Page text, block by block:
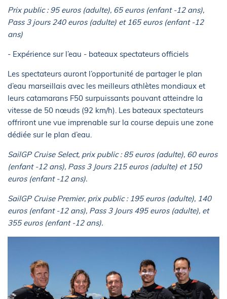
Prix public : 95 euros (adulte), 65 euros (enfant -12 ans),
Pass 3 jours 240 euros (adulte) et 165 euros (enfant -12
ans)
- Expérience sur l’eau - bateaux spectateurs officiels
Les spectateurs auront l’opportunité de partager le plan
d’eau marseillais avec les meilleurs athlètes mondiaux et
leurs catamarans F50 surpuissants pouvant atteindre la
vitesse de 50 nœuds (92 km/h). Les bateaux spectateurs
offriront une vue imprenable sur la course depuis une zone
dédiée sur le plan d’eau.
SailGP Cruise Select, prix public : 85 euros (adulte), 60 euros
(enfant -12 ans), Pass 3 Jours 215 euros (adulte) et 150
euros (enfant -12 ans).
SailGP Cruise Premier, prix public : 195 euros (adulte), 140
euros (enfant -12 ans), Pass 3 Jours 495 euros (adulte), et
355 euros (enfant -12 ans).